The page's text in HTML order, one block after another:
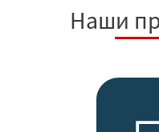
Наши